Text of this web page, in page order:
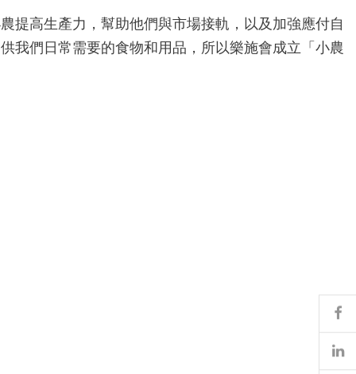
提高生產力，幫助他們與市場接軌，以及加強應付自
我們日常需要的食物和用品，所以樂施會成立「小農